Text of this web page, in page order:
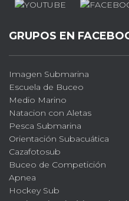
GRUPOS EN
Imagen Submarina
Escuela de Buceo
Medio Marino
Natacion con Aletas
Pesca Submarina
Orientación Subacuática
Cazafotosub
Buceo de Competición
Apnea
Hockey Sub